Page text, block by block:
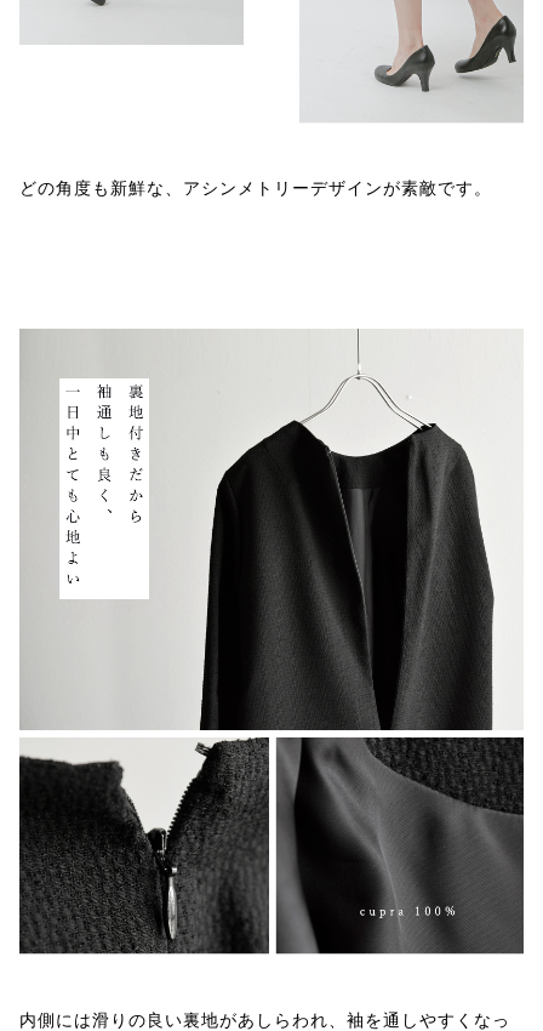
どの角度も新鮮な、アシンメトリーデザインが素敵です。
内側には滑りの良い裏地があしらわれ、袖を通しやすくなっ